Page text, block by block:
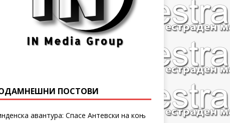
ПОСТОВИ
авантура: Спасе Антевски на коњ